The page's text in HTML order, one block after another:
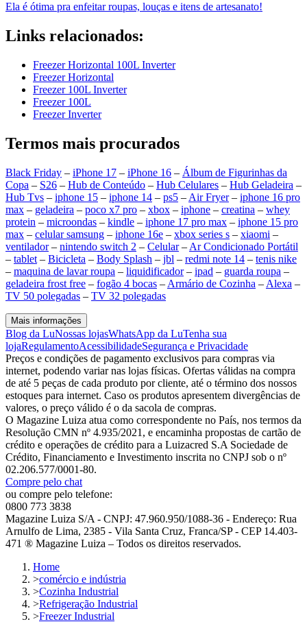
Ela é ótima pra enfeitar roupas, louças e itens de artesanato!
Links relacionados:
Freezer Horizontal 100L Inverter
Freezer Horizontal
Freezer 100L Inverter
Freezer 100L
Freezer Inverter
Termos mais procurados
Black Friday – iPhone 17 – iPhone 16 – Álbum de Figurinhas da
Copa – S26 – Hub de Conteúdo – Hub Celulares – Hub Geladeira –
Hub Tvs – iphone 15 – iphone 14 – ps5 – Air Fryer– iphone 16 pro
max – geladeira – poco x7 pro – xbox – iphone – creatina – whey
protein – microondas – kindle – iphone 17 pro max – iphone 15 pro
max – celular samsung – iphone 16e – xbox series s – xiaomi –
ventilador– nintendo switch 2 – Celular– Ar Condicionado Portátil
– tablet – Bicicleta – Body Splash – jbl – redmi note 14 – tenis nike
– maquina de lavar roupa – liquidificador– ipad – guarda roupa –
geladeira frost free – fogão 4 bocas – Armário de Cozinha – Alexa –
TV 50 polegadas – TV 32 polegadas
Mais informações
Blog da LuNossas lojasWhatsApp da LuTenha sua
lojaRegulamentoAcessibilidadeSegurança e Privacidade
Preços e condições de pagamento exclusivos para compras via
internet, podendo variar nas lojas físicas. Ofertas válidas na compra
de até 5 peças de cada produto por cliente, até o término dos nossos
estoques para internet. Caso os produtos apresentem divergências de
valores, o preço válido é o da sacola de compras.
O Magazine Luiza atua como correspondente no País, nos termos da
Resolução CMN nº 4.935/2021, e encaminha propostas de cartão de
crédito e operações de crédito para a Luizacred S.A Sociedade de
Crédito, Financiamento e Investimento inscrita no CNPJ sob o nº
02.206.577/0001-80.
Compre pelo chat
ou compre pelo telefone:
0800 773 3838
Magazine Luiza S/A - CNPJ: 47.960.950/1088-36 - Endereço: Rua
Arnulfo de Lima, 2385 - Vila Santa Cruz, Franca/SP - CEP 14.403-
471 ® Magazine Luiza – Todos os direitos reservados.
Home
>comércio e indústria
>Cozinha Industrial
>Refrigeração Industrial
>Freezer Industrial